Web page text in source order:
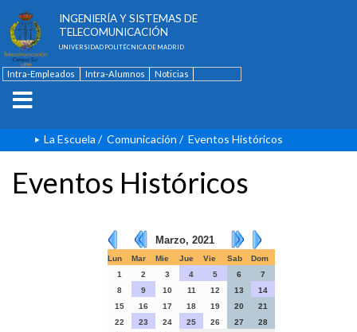
INGENIERÍA Y SISTEMAS DE
TELECOMUNICACIÓN
UNIVERSIDAD POLITÉCNICA DE MADRID
Intra-Empleados Intra-Alumnos
Noticias
La Escuela / Comunicación / Eventos Históricos
Eventos Históricos
Marzo, 2021
Lun Mar Mie Jue Vie Sab
Dom
1
2 3 4 5 6
7
8
9 10 11 12 13
14
15
16 17 18 19 20
21
22
23 24 25 26 27
28